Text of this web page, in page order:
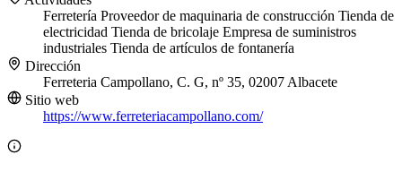
Ferretería Proveedor de maquinaria de construcción Tienda de
electricidad Tienda de bricolaje Empresa de suministros
industriales Tienda de artículos de fontanería
Dirección
Ferreteria Campollano, C. G, nº 35, 02007 Albacete
Sitio web
https://www.ferreteriacampollano.com/